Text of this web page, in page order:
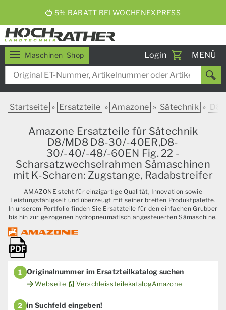
ERNTEBIER 2026
Maschinen Shop Login
Toggle
MENÜ
Startseite » Ersatzteile » Amazone » Sätechnik »
Amazone Ersatzteile für Sätechnik
D8/MD8 D8-30/-40ER,D8-
30/-40/-48/-60EN Fig. 22 -
Scharsatzwechselrahmen Sämaschinen
mit K-Scharen: Zugstange, Radabstreifer
AMAZONE steht für einzigartige Qualität, Innovation sowie
Leistungsfähigkeit und überzeugt mit seiner breiten Produktpalette.
In unserem Portfolio finden Sie Ersatzteile für den einfachen Grubber
bis hin zur gezogenen hydropneumatisch angesteuerten Sämaschine.
1 Originalnummer im Ersatzteilkatalog suchen
Webseite VerschleissteilekatalogAmazone
2 in Suchfeld eingeben!